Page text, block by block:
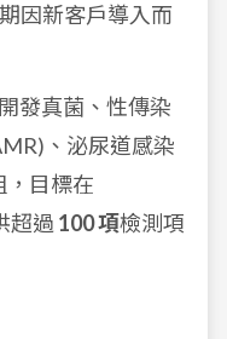
因新客戶導入而
發真菌、性傳染
、泌尿道感染
，目標在
超過 100 項檢測項